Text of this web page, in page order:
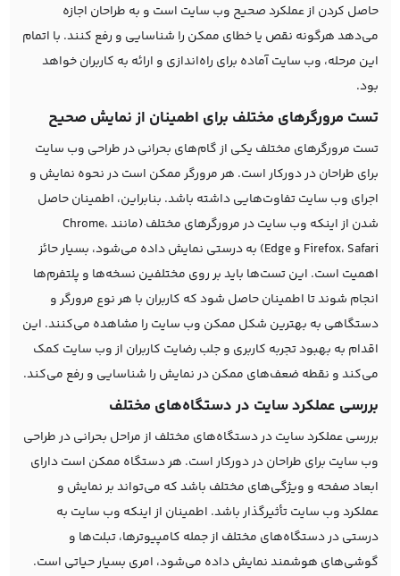
حاصل کردن از عملکرد صحیح وب سایت است و به طراحان اجازه
می‌دهد هرگونه نقص یا خطای ممکن را شناسایی و رفع کنند. با اتمام
این مرحله، وب سایت آماده برای راه‌اندازی و ارائه به کاربران خواهد
بود.
تست مرورگرهای مختلف برای اطمینان از نمایش صحیح
تست مرورگرهای مختلف یکی از گام‌های بحرانی در طراحی وب سایت
برای طراحان در دورکار است. هر مرورگر ممکن است در نحوه نمایش و
اجرای وب سایت تفاوت‌هایی داشته باشد. بنابراین، اطمینان حاصل
شدن از اینکه وب سایت در مرورگرهای مختلف (مانند Chrome،
Firefox، Safari و Edge) به درستی نمایش داده می‌شود، بسیار حائز
اهمیت است. این تست‌ها باید بر روی مختلفین نسخه‌ها و پلتفرم‌ها
انجام شوند تا اطمینان حاصل شود که کاربران با هر نوع مرورگر و
دستگاهی به بهترین شکل ممکن وب سایت را مشاهده می‌کنند. این
اقدام به بهبود تجربه کاربری و جلب رضایت کاربران از وب سایت کمک
می‌کند و نقطه ضعف‌های ممکن در نمایش را شناسایی و رفع می‌کند.
بررسی عملکرد سایت در دستگاه‌های مختلف
بررسی عملکرد سایت در دستگاه‌های مختلف از مراحل بحرانی در طراحی
وب سایت برای طراحان در دورکار است. هر دستگاه ممکن است دارای
ابعاد صفحه و ویژگی‌های مختلف باشد که می‌تواند بر نمایش و
عملکرد وب سایت تأثیرگذار باشد. اطمینان از اینکه وب سایت به
درستی در دستگاه‌های مختلف از جمله کامپیوترها، تبلت‌ها و
گوشی‌های هوشمند نمایش داده می‌شود، امری بسیار حیاتی است.